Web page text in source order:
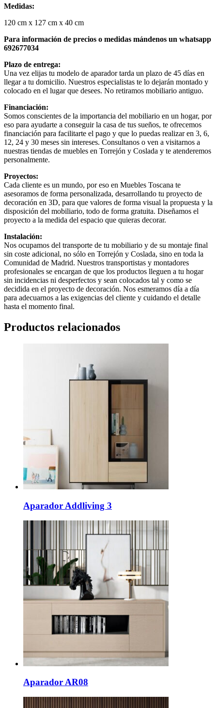
Medidas:
120 cm x 127 cm x 40 cm
Para información de precios o medidas mándenos un whatsapp
692677034
Plazo de entrega:
Una vez elijas tu modelo de aparador tarda un plazo de 45 días en
llegar a tu domicilio. Nuestros especialistas te lo dejarán montado y
colocado en el lugar que desees. No retiramos mobiliario antiguo.
Financiación:
Somos conscientes de la importancia del mobiliario en un hogar, por
eso para ayudarte a conseguir la casa de tus sueños, te ofrecemos
financiación para facilitarte el pago y que lo puedas realizar en 3, 6,
12, 24 y 30 meses sin intereses. Consultanos o ven a visitarnos a
nuestras tiendas de muebles en Torrejón y Coslada y te atenderemos
personalmente.
Proyectos:
Cada cliente es un mundo, por eso en Muebles Toscana te
asesoramos de forma personalizada, desarrollando tu proyecto de
decoración en 3D, para que valores de forma visual la propuesta y la
disposición del mobiliario, todo de forma gratuita. Diseñamos el
proyecto a la medida del espacio que quieras decorar.
Instalación:
Nos ocupamos del transporte de tu mobiliario y de su montaje final
sin coste adicional, no sólo en Torrejón y Coslada, sino en toda la
Comunidad de Madrid. Nuestros transportistas y montadores
profesionales se encargan de que los productos lleguen a tu hogar
sin incidencias ni desperfectos y sean colocados tal y como se
decidida en el proyecto de decoración. Nos esmeramos día a día
para adecuarnos a las exigencias del cliente y cuidando el detalle
hasta el momento final.
Productos relacionados
Aparador Addliving 3
Aparador AR08